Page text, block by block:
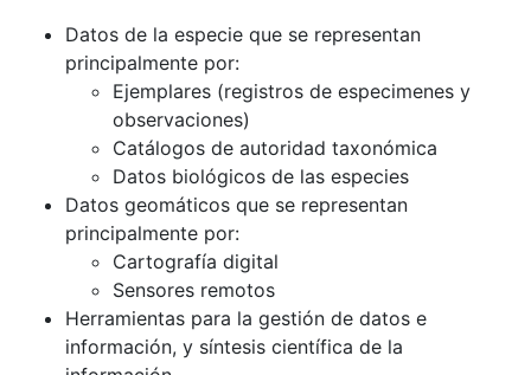
Datos de la especie que se representan
principalmente por:
Ejemplares (registros de especimenes y
observaciones)
Catálogos de autoridad taxonómica
Datos biológicos de las especies
Datos geomáticos que se representan
principalmente por:
Cartografía digital
Sensores remotos
Herramientas para la gestión de datos e
información, y síntesis científica de la